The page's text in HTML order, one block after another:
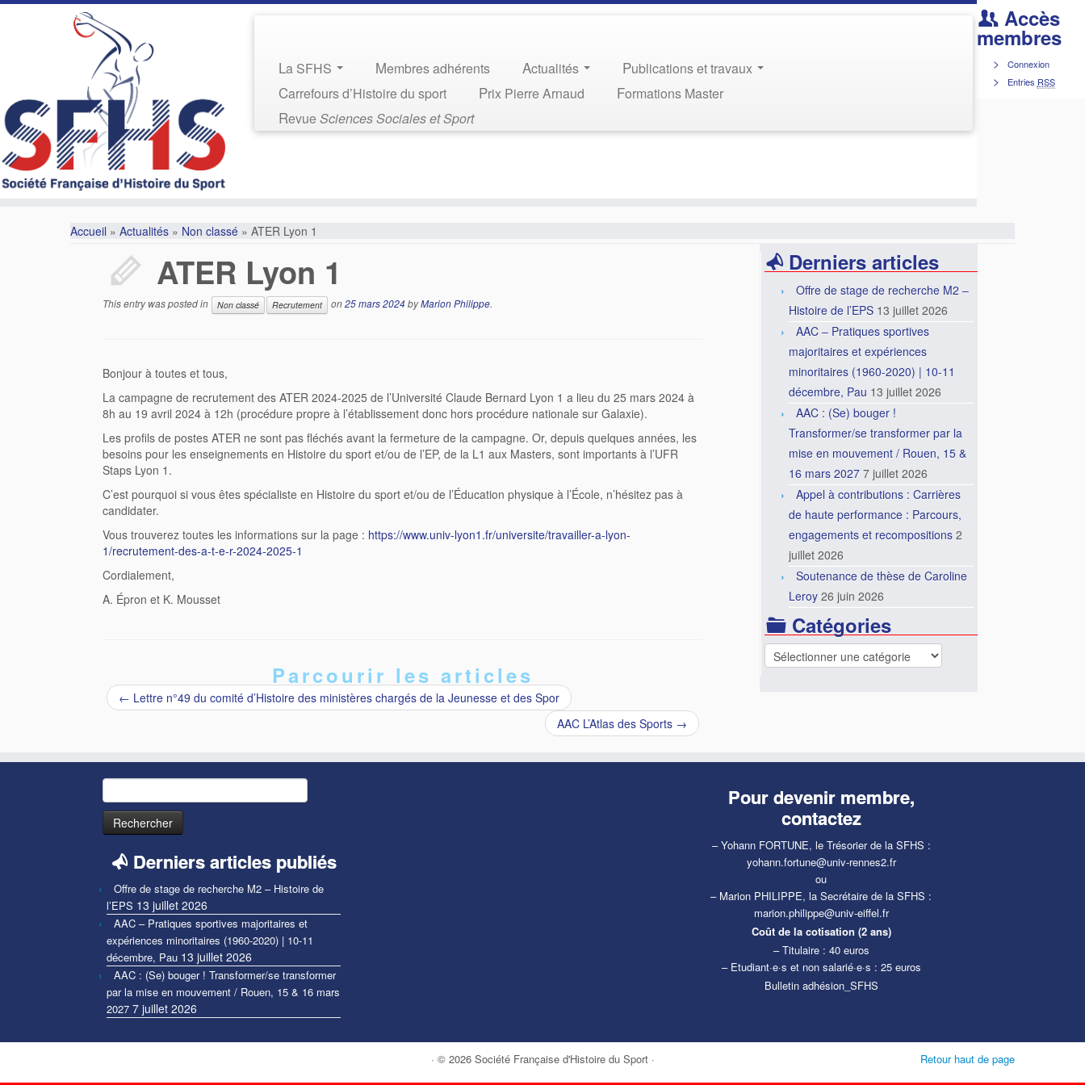
Accès
membres
Connexion
Entries RSS
La SFHS Membres adhérents Actualités
Publications et travaux
Carrefours d’Histoire du sport
Prix Pierre Arnaud
Formations Master
RevueSciences Sociales et Sport
Accueil » Actualités » Non classé » ATER Lyon 1
ATER Lyon 1
This entry was posted in Non classé Recrutement on25 mars 2024byMarion Philippe.
Bonjour à toutes et tous,
La campagne de recrutement des ATER 2024-2025 de l’Université Claude Bernard Lyon 1 a lieu du 25 mars 2024 à
8h au 19 avril 2024 à 12h (procédure propre à l’établissement donc hors procédure nationale sur Galaxie).
Les profils de postes ATER ne sont pas fléchés avant la fermeture de la campagne. Or, depuis quelques années, les
besoins pour les enseignements en Histoire du sport et/ou de l’EP, de la L1 aux Masters, sont importants à l’UFR
Staps Lyon 1.
C’est pourquoi si vous êtes spécialiste en Histoire du sport et/ou de l’Éducation physique à l’École, n’hésitez pas à
candidater.
Vous trouverez toutes les informations sur la page : https://www.univ-lyon1.fr/universite/travailler-a-lyon-
1/recrutement-des-a-t-e-r-2024-2025-1
Cordialement,
A. Épron et K. Mousset
Parcourir les articles
← Lettre n°49 du comité d’Histoire des ministères chargés de la Jeunesse et des Spor
AAC L’Atlas des Sports →
Derniers articles
Offre de stage de recherche M2 –
Histoire de l’EPS 13 juillet 2026
AAC – Pratiques sportives
majoritaires et expériences
minoritaires (1960-2020) | 10-11
décembre, Pau 13 juillet 2026
AAC : (Se) bouger !
Transformer/se transformer par la
mise en mouvement / Rouen, 15 &
16 mars 2027 7 juillet 2026
Appel à contributions : Carrières
de haute performance : Parcours,
engagements et recompositions 2
juillet 2026
Soutenance de thèse de Caroline
Leroy 26 juin 2026
Catégories
Catégories
Rechercher :
Derniers articles publiés
Offre de stage de recherche M2 – Histoire de
l’EPS 13 juillet 2026
AAC – Pratiques sportives majoritaires et
expériences minoritaires (1960-2020) | 10-11
décembre, Pau 13 juillet 2026
AAC : (Se) bouger ! Transformer/se transformer
par la mise en mouvement / Rouen, 15 & 16 mars
2027 7 juillet 2026
Pour devenir membre,
contactez
– Yohann FORTUNE, le Trésorier de la SFHS :
yohann.fortune@univ-rennes2.fr
ou
– Marion PHILIPPE, la Secrétaire de la SFHS :
marion.philippe@univ-eiffel.fr
Coût de la cotisation (2 ans)
– Titulaire : 40 euros
– Etudiant·e·s et non salarié·e·s : 25 euros
Bulletin adhésion_SFHS
· © 2026 Société Française d'Histoire du Sport· Retour haut de page